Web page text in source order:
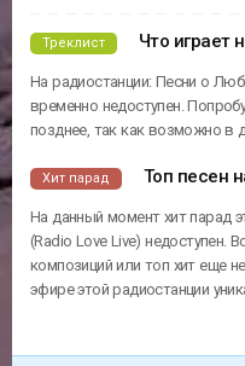
Треклист Что играет
На радиостанции: Песни о
временно недоступен.
позднее, так как возможно в
Хит парад Топ песен
На данный момент хит парад
(Radio Love Live) недоступен.
композиций или топ хит еще
эфире этой радиостанции